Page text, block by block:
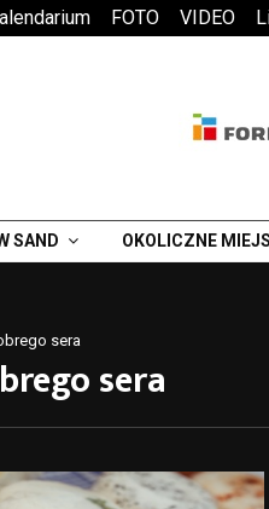
FOTO VIDEO
SAND OKOLICZNE
sera
sera